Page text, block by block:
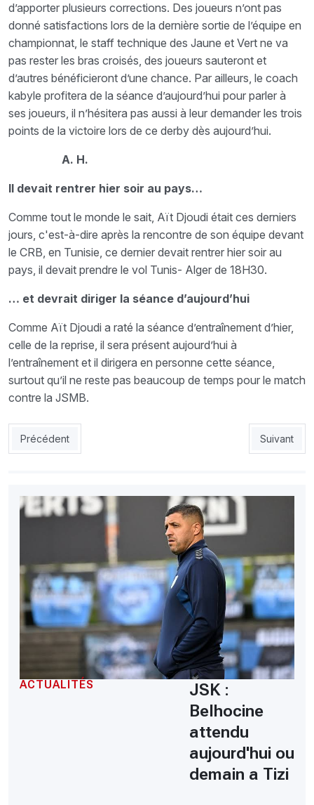
d’apporter plusieurs corrections. Des joueurs n’ont pas
donné satisfactions lors de la dernière sortie de l’équipe en
championnat, le staff technique des Jaune et Vert ne va
pas rester les bras croisés, des joueurs sauteront et
d’autres bénéficieront d’une chance. Par ailleurs, le coach
kabyle profitera de la séance d’aujourd’hui pour parler à
ses joueurs, il n’hésitera pas aussi à leur demander les trois
points de la victoire lors de ce derby dès aujourd’hui.
A. H.
Il devait rentrer hier soir au pays…
Comme tout le monde le sait, Aït Djoudi était ces derniers
jours, c'est-à-dire après la rencontre de son équipe devant
le CRB, en Tunisie, ce dernier devait rentrer hier soir au
pays, il devait prendre le vol Tunis- Alger de 18H30.
… et devrait diriger la séance d’aujourd’hui
Comme Aït Djoudi a raté la séance d’entraînement d’hier,
celle de la reprise, il sera présent aujourd’hui à
l’entraînement et il dirigera en personne cette séance,
surtout qu’il ne reste pas beaucoup de temps pour le match
contre la JSMB.
Article précédent : Benlamri : «JSMB ou autre, on doit gagner à
Précédent Article
Suivant
ACTUALITÉS
JSK :
Belhocine
attendu
aujourd'hui ou
demain a Tizi